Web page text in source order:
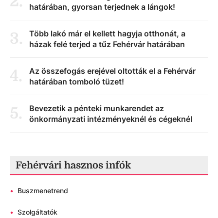
határában, gyorsan terjednek a lángok!
3.
Több lakó már el kellett hagyja otthonát, a
házak felé terjed a tűz Fehérvár határában
4.
Az összefogás erejével oltották el a Fehérvár
határában tomboló tüzet!
5.
Bevezetik a pénteki munkarendet az
önkormányzati intézményeknél és cégeknél
Fehérvári hasznos infók
• Buszmenetrend
• Szolgáltatók